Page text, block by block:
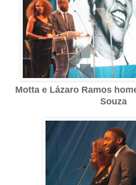
Motta e Lázaro Ramos
Souza